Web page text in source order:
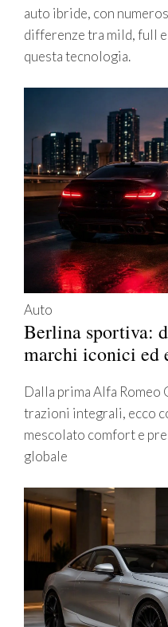
auto ibride, con
differenze tra mild, full
questa tecnologia.
Auto
Berlina sportiva:
marchi iconici ed
Dalla prima Alfa
trazioni integrali, ecco
mescolato comfort e
globale